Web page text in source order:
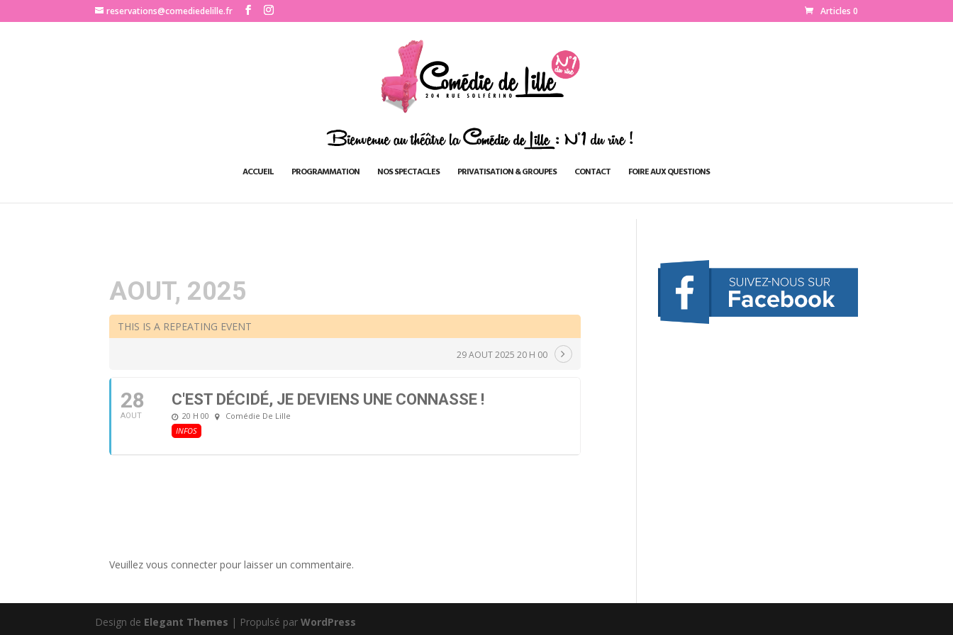
http://www.comediedelille.frreservations@comediedelille.fr Articles 0
ACCUEIL PROGRAMMATION NOS SPECTACLES PRIVATISATION & GROUPES CONTACT FOIRE AUX QUESTIONS
AOUT, 2025
THIS IS A REPEATING EVENT
29 AOUT 2025 20 H 00
28
AOUT
C'EST DÉCIDÉ, JE DEVIENS UNE CONNASSE !
20 H 00
Comédie De Lille
INFOS
Veuillez vous connecter pour laisser un commentaire.
Design de Elegant Themes | Propulsé parWordPress